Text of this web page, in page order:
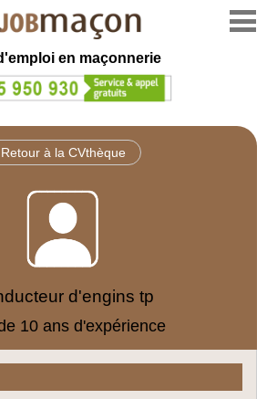
en maçonnerie
Retour à la CVthèque
d'engins tp
10 ans d'expérience